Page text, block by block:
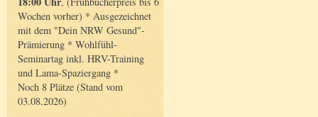
Wochen vorher) * Ausgezeichnet
mit dem "Dein NRW Gesund"-
Prämierung * Wohlfühl-
Seminartag inkl. HRV-Training
und Lama-Spaziergang *
Noch 8 Plätze (Stand vom
03.08.2026)